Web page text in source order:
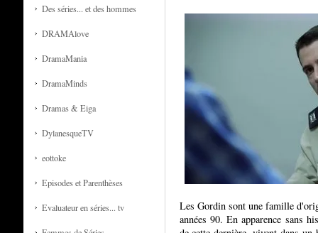
Des séries... et des hommes
DRAMAlove
DramaMania
DramaMinds
Dramas & Eiga
DylanesqueTV
eottoke
Episodes et Parenthèses
Evaluateur en séries... tv
Les Gordin sont une famille
années 90. En apparence sans